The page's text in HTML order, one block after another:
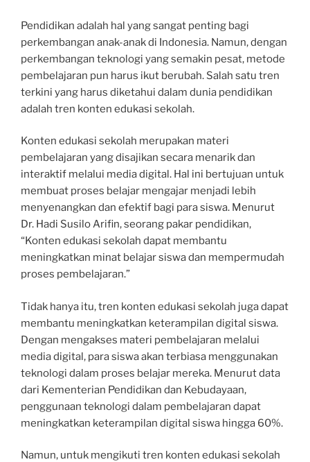
Pendidikan adalah hal yang sangat penting bagi
perkembangan anak-anak di Indonesia. Namun, dengan
perkembangan teknologi yang semakin pesat, metode
pembelajaran pun harus ikut berubah. Salah satu tren
terkini yang harus diketahui dalam dunia pendidikan
adalah tren konten edukasi sekolah.
Konten edukasi sekolah merupakan materi
pembelajaran yang disajikan secara menarik dan
interaktif melalui media digital. Hal ini bertujuan untuk
membuat proses belajar mengajar menjadi lebih
menyenangkan dan efektif bagi para siswa. Menurut
Dr. Hadi Susilo Arifin, seorang pakar pendidikan,
“Konten edukasi sekolah dapat membantu
meningkatkan minat belajar siswa dan mempermudah
proses pembelajaran.”
Tidak hanya itu, tren konten edukasi sekolah juga dapat
membantu meningkatkan keterampilan digital siswa.
Dengan mengakses materi pembelajaran melalui
media digital, para siswa akan terbiasa menggunakan
teknologi dalam proses belajar mereka. Menurut data
dari Kementerian Pendidikan dan Kebudayaan,
penggunaan teknologi dalam pembelajaran dapat
meningkatkan keterampilan digital siswa hingga 60%.
Namun, untuk mengikuti tren konten edukasi sekolah